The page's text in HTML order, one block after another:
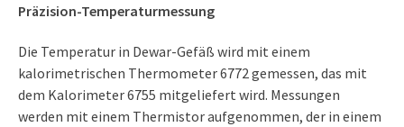
Präzision-Temperaturmessung
Die Temperatur in Dewar-Gefäß wird mit einem
kalorimetrischen Thermometer 6772 gemessen, das mit
dem Kalorimeter 6755 mitgeliefert wird. Messungen
werden mit einem Thermistor aufgenommen, der in einem